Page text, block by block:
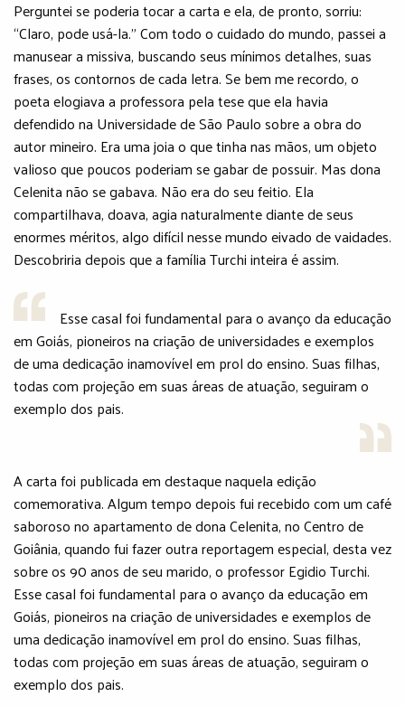
Perguntei se poderia tocar a carta e ela, de pronto, sorriu:
“Claro, pode usá-la.” Com todo o cuidado do mundo, passei a
manusear a missiva, buscando seus mínimos detalhes, suas
frases, os contornos de cada letra. Se bem me recordo, o
poeta elogiava a professora pela tese que ela havia
defendido na Universidade de São Paulo sobre a obra do
autor mineiro. Era uma joia o que tinha nas mãos, um objeto
valioso que poucos poderiam se gabar de possuir. Mas dona
Celenita não se gabava. Não era do seu feitio. Ela
compartilhava, doava, agia naturalmente diante de seus
enormes méritos, algo difícil nesse mundo eivado de vaidades.
Descobriria depois que a família Turchi inteira é assim.
Esse casal foi fundamental para o avanço da educação
em Goiás, pioneiros na criação de universidades e exemplos
de uma dedicação inamovível em prol do ensino. Suas filhas,
todas com projeção em suas áreas de atuação, seguiram o
exemplo dos pais.
A carta foi publicada em destaque naquela edição
comemorativa. Algum tempo depois fui recebido com um café
saboroso no apartamento de dona Celenita, no Centro de
Goiânia, quando fui fazer outra reportagem especial, desta vez
sobre os 90 anos de seu marido, o professor Egidio Turchi.
Esse casal foi fundamental para o avanço da educação em
Goiás, pioneiros na criação de universidades e exemplos de
uma dedicação inamovível em prol do ensino. Suas filhas,
todas com projeção em suas áreas de atuação, seguiram o
exemplo dos pais.